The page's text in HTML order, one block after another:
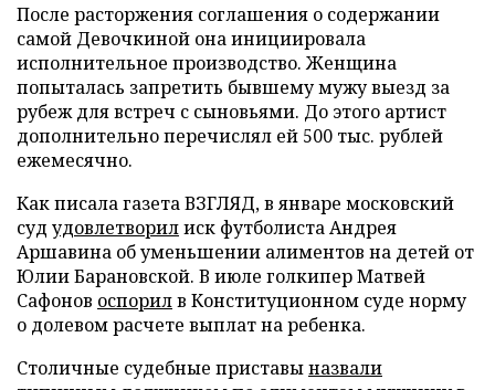
После расторжения соглашения о содержании
самой Девочкиной она инициировала
исполнительное производство. Женщина
попыталась запретить бывшему мужу выезд за
рубеж для встреч с сыновьями. До этого артист
дополнительно перечислял ей 500 тыс. рублей
ежемесячно.
Как писала газета ВЗГЛЯД, в январе московский
суд удовлетворилиск футболиста Андрея
Аршавина об уменьшении алиментов на детей от
Юлии Барановской. В июле голкипер Матвей
Сафонов оспорилв Конституционном суде норму
о долевом расчете выплат на ребенка.
Столичные судебные приставыназвали